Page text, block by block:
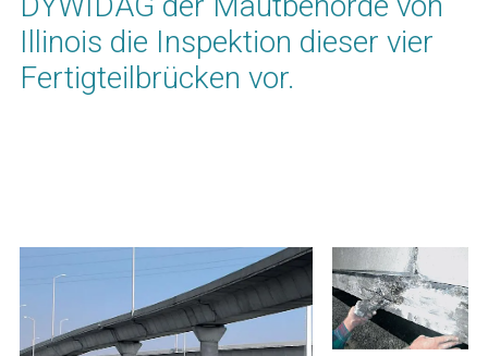
Illinois die Inspektion dieser vier
Fertigteilbrücken vor.